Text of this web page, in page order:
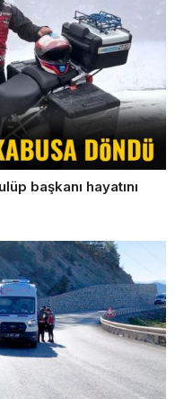
başkanı hayatını